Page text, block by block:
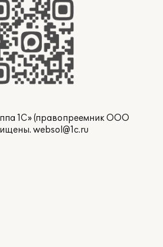
1С» (правопреемник ООО
websol@1c.ru